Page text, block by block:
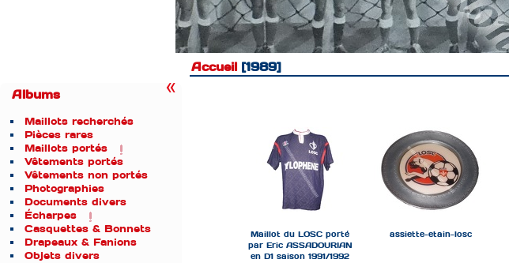
Albums
Maillots recherchés
Pièces rares
Maillots portés
Vêtements portés
Vêtements non portés
Photographies
Documents divers
Écharpes
Casquettes & Bonnets
Drapeaux & Fanions
Objets divers
Accueil 1989
Maillot du LOSC porté
par Eric ASSADOURIAN
en D1 saison 1991/1992
assiette-etain-losc